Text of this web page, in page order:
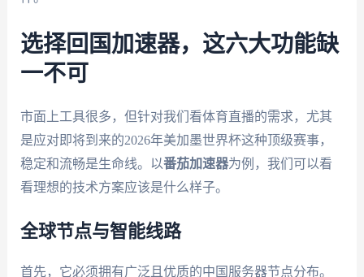
选择回国加速器，这六大功能缺
一不可
市面上工具很多，但针对我们看体育直播的需求，尤其
是应对即将到来的2026年美加墨世界杯这种顶级赛事，
稳定和流畅是生命线。以番茄加速器为例，我们可以看
看理想的技术方案应该是什么样子。
全球节点与智能线路
首先，它必须拥有广泛且优质的中国服务器节点分布。